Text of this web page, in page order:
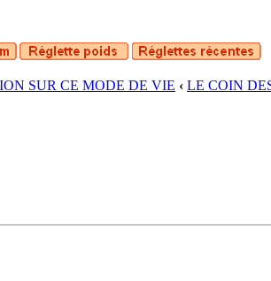
SUR CE MODE DE VIE ‹ LE COIN